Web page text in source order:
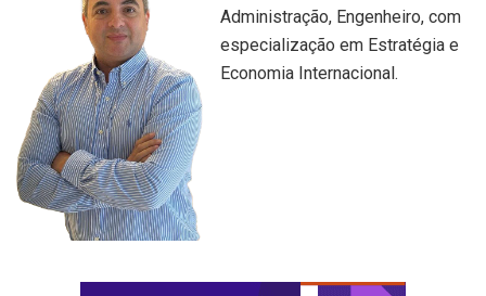
Administração, Engenheiro, com
especialização em Estratégia e
Economia Internacional.